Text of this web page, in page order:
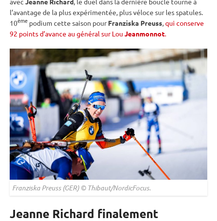
l’avantage de la plus expérimentée, plus véloce sur les spatules.
10ème podium cette saison pourFranziska Preuss qui conserve
92 points d’avance au général sur Lou Jeanmonnot
Franziska Preuss (GER) © Thibaut/NordicFocus.
Jeanne Richard finalement